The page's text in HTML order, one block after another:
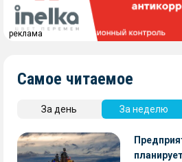
реклама
Самое читаемое
За день За неделю